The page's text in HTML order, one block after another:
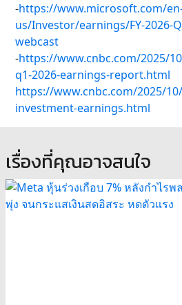
-https://www.microsoft.com/
us/Investor/earnings/FY-2026-
webcast
-https://www.cnbc.com/2025/
q1-2026-earnings-report.html
https://www.cnbc.com/2025/
investment-earnings.html
เรื่องที่คุณอาจสนใจ